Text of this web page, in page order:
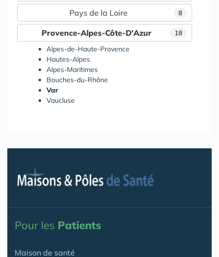
8
Pays de la Loire
18
Provence-Alpes-Côte-D'Azur
Alpes-de-Haute-Provence
Hautes-Alpes
Alpes-Maritimes
Bouches-du-Rhône
Var
Vaucluse
Pour les Patients
Maison de santé